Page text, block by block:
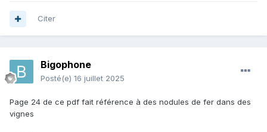
Citer
Bigophone
Posté(e) 16 juillet 2025
Page 24 de ce pdf fait référence à des nodules de fer dans des
vignes